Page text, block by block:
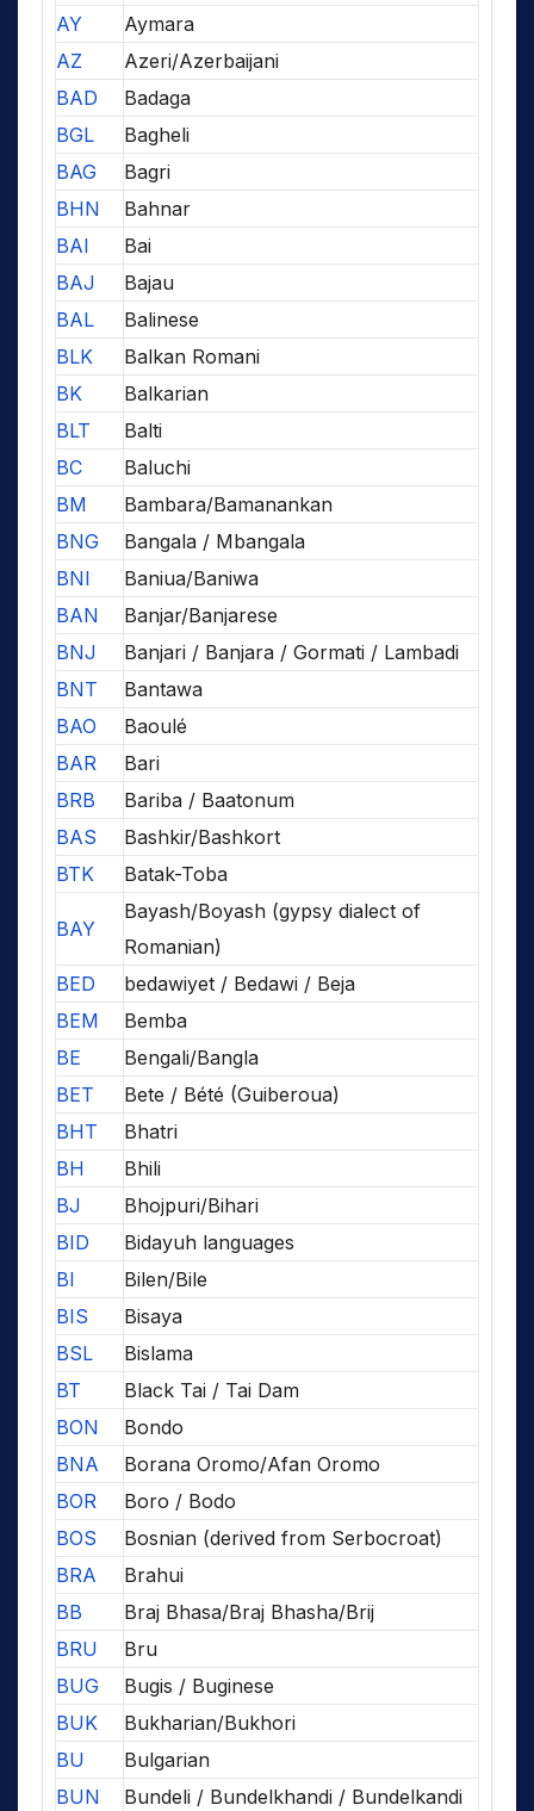
AY
Aymara
AZ
Azeri/Azerbaijani
BAD
Badaga
BGL
Bagheli
BAG
Bagri
BHN
Bahnar
BAI
Bai
BAJ
Bajau
BAL
Balinese
BLK
Balkan Romani
BK
Balkarian
BLT
Balti
BC
Baluchi
BM
Bambara/Bamanankan
BNG
Bangala / Mbangala
BNI
Baniua/Baniwa
BAN
Banjar/Banjarese
BNJ
Banjari / Banjara / Gormati / Lambadi
BNT
Bantawa
BAO
Baoulé
BAR
Bari
BRB
Bariba / Baatonum
BAS
Bashkir/Bashkort
BTK
Batak-Toba
BAY
Bayash/Boyash (gypsy dialect of
Romanian)
BED
bedawiyet / Bedawi / Beja
BEM
Bemba
BE
Bengali/Bangla
BET
Bete / Bété (Guiberoua)
BHT
Bhatri
BH
Bhili
BJ
Bhojpuri/Bihari
BID
Bidayuh languages
BI
Bilen/Bile
BIS
Bisaya
BSL
Bislama
BT
Black Tai / Tai Dam
BON
Bondo
BNA
Borana Oromo/Afan Oromo
BOR
Boro / Bodo
BOS
Bosnian (derived from Serbocroat)
BRA
Brahui
BB
Braj Bhasa/Braj Bhasha/Brij
BRU
Bru
BUG
Bugis / Buginese
BUK
Bukharian/Bukhori
BU
Bulgarian
BUN
Bundeli / Bundelkhandi / Bundelkandi